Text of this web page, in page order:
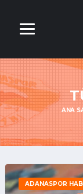
ANA
ADANASPOR